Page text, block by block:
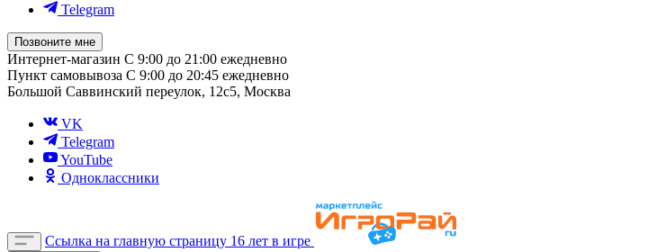
Telegram
Позвоните мне
Интернет-магазин С 9:00 до 21:00 ежедневно
Пункт самовывоза С 9:00 до 20:45 ежедневно
Большой Саввинский переулок, 12с5, Москва
VK
Telegram
YouTube
Одноклассники
Ссылка на главную страницу 16 лет в игре